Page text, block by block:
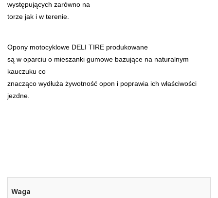
występujących zarówno na
torze jak i w terenie.
Opony motocyklowe DELI TIRE produkowane
są w oparciu o mieszanki gumowe bazujące na naturalnym
kauczuku co
znacząco wydłuża żywotność opon i poprawia ich właściwości
jezdne.
Waga